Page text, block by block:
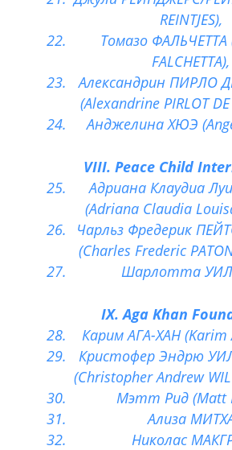
REINTJES),
Томазо ФАЛЬЧЕТТА
FALCHETTA),
Александрин ПИРЛО
(Alexandrine PIRLOT
Анджелина ХЮЭ
VIII. Peace Child
Адриана Клаудиа
(Adriana Claudia
Чарльз Фредерик
(Charles Frederic
Шарлотта
IX. Aga Khan
Карим АГА-ХАН (Karim
Кристофер Эндрю
(Christopher Andrew
Мэтт Рид (Matt
Ализа
Николас